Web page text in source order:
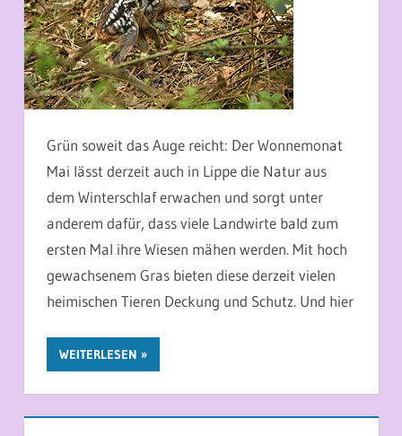
Grün soweit das Auge reicht: Der Wonnemonat
Mai lässt derzeit auch in Lippe die Natur aus
dem Winterschlaf erwachen und sorgt unter
anderem dafür, dass viele Landwirte bald zum
ersten Mal ihre Wiesen mähen werden. Mit hoch
gewachsenem Gras bieten diese derzeit vielen
heimischen Tieren Deckung und Schutz. Und hier
WEITERLESEN